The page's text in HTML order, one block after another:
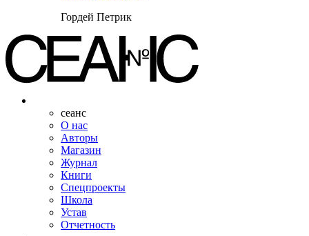
Гордей Петрик
сеанс
О нас
Авторы
Магазин
Журнал
Книги
Спецпроекты
Школа
Устав
Отчетность